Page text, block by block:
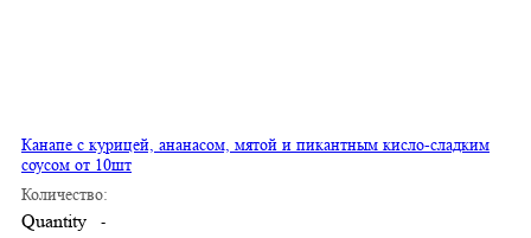
Канапе с курицей, ананасом, мятой и пикантным кисло-сладким
соусом от 10шт
Количество:
Quantity -